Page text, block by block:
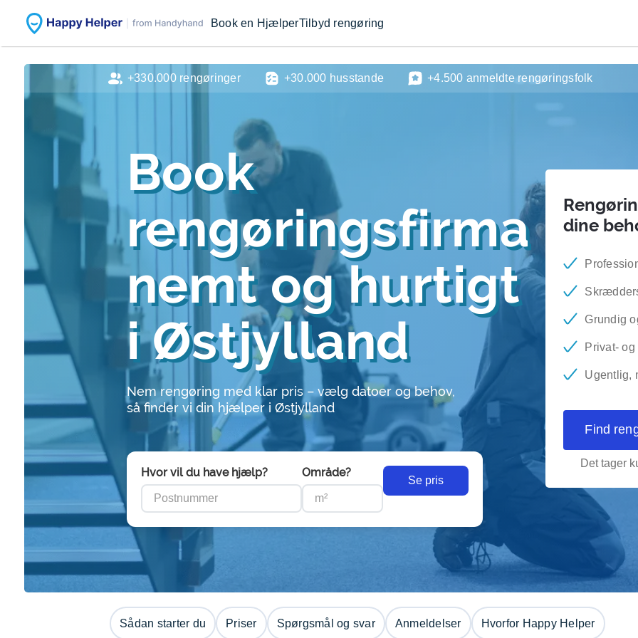
Book en HjælperTilbyd rengøring
Book
rengøringsfirma
nemt og hurtigt
i Østjylland
Nem rengøring med klar pris – vælg datoer og behov,
så finder vi din hjælper i Østjylland
Hvor vil du have hjælp? Område?
Se pris
dine
Grundig
Privat-
Ugentlig,
Find
Det tager
+330.000 rengøringer +30.000 husstande +4.500 anmeldte rengøringsfolk
Sådan starter du Priser Spørgsmål og svar Anmeldelser Hvorfor Happy Helper